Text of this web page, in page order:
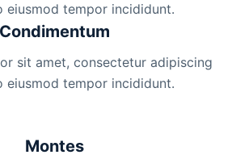
eiusmod tempor incididunt.
Condimentum
sit amet, consectetur adipiscing
eiusmod tempor incididunt.
Montes